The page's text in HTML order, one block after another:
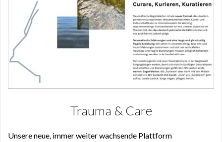
Trauma & Care
Unsere neue, immer weiter wachsende Plattform